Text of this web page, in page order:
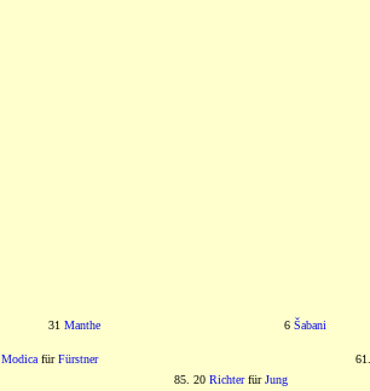
31 Manthe 6 Šabani
Modica fürFürstner
85. 20 RichterfürJung